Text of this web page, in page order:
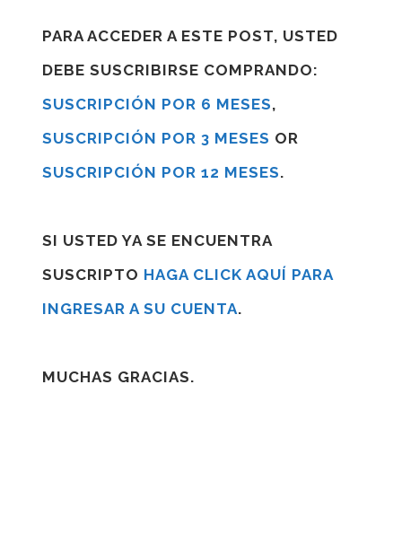
PARA ACCEDER A ESTE POST, USTED
DEBE SUSCRIBIRSE COMPRANDO:
SUSCRIPCIÓN POR 6 MESES,
SUSCRIPCIÓN POR 3 MESES OR
SUSCRIPCIÓN POR 12 MESES.
SI USTED YA SE ENCUENTRA
SUSCRIPTO HAGA CLICK AQUÍ PARA
INGRESAR A SU CUENTA.
MUCHAS GRACIAS.